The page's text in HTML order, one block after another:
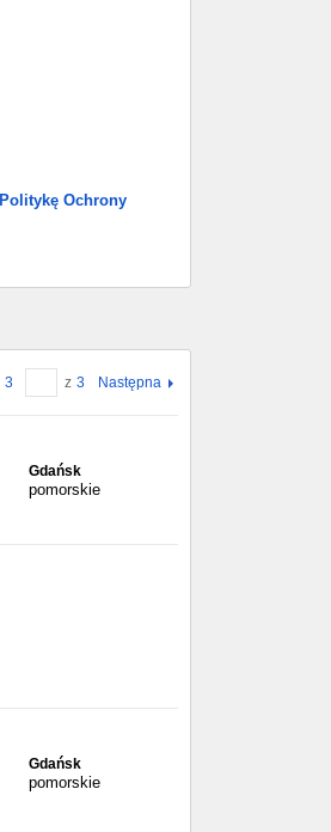
Politykę Ochrony
3 z 3 Następna
Gdańsk
pomorskie
Gdańsk
pomorskie